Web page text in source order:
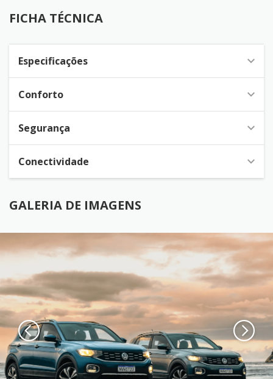
FICHA TÉCNICA
Especificações
Conforto
Segurança
Conectividade
GALERIA DE IMAGENS